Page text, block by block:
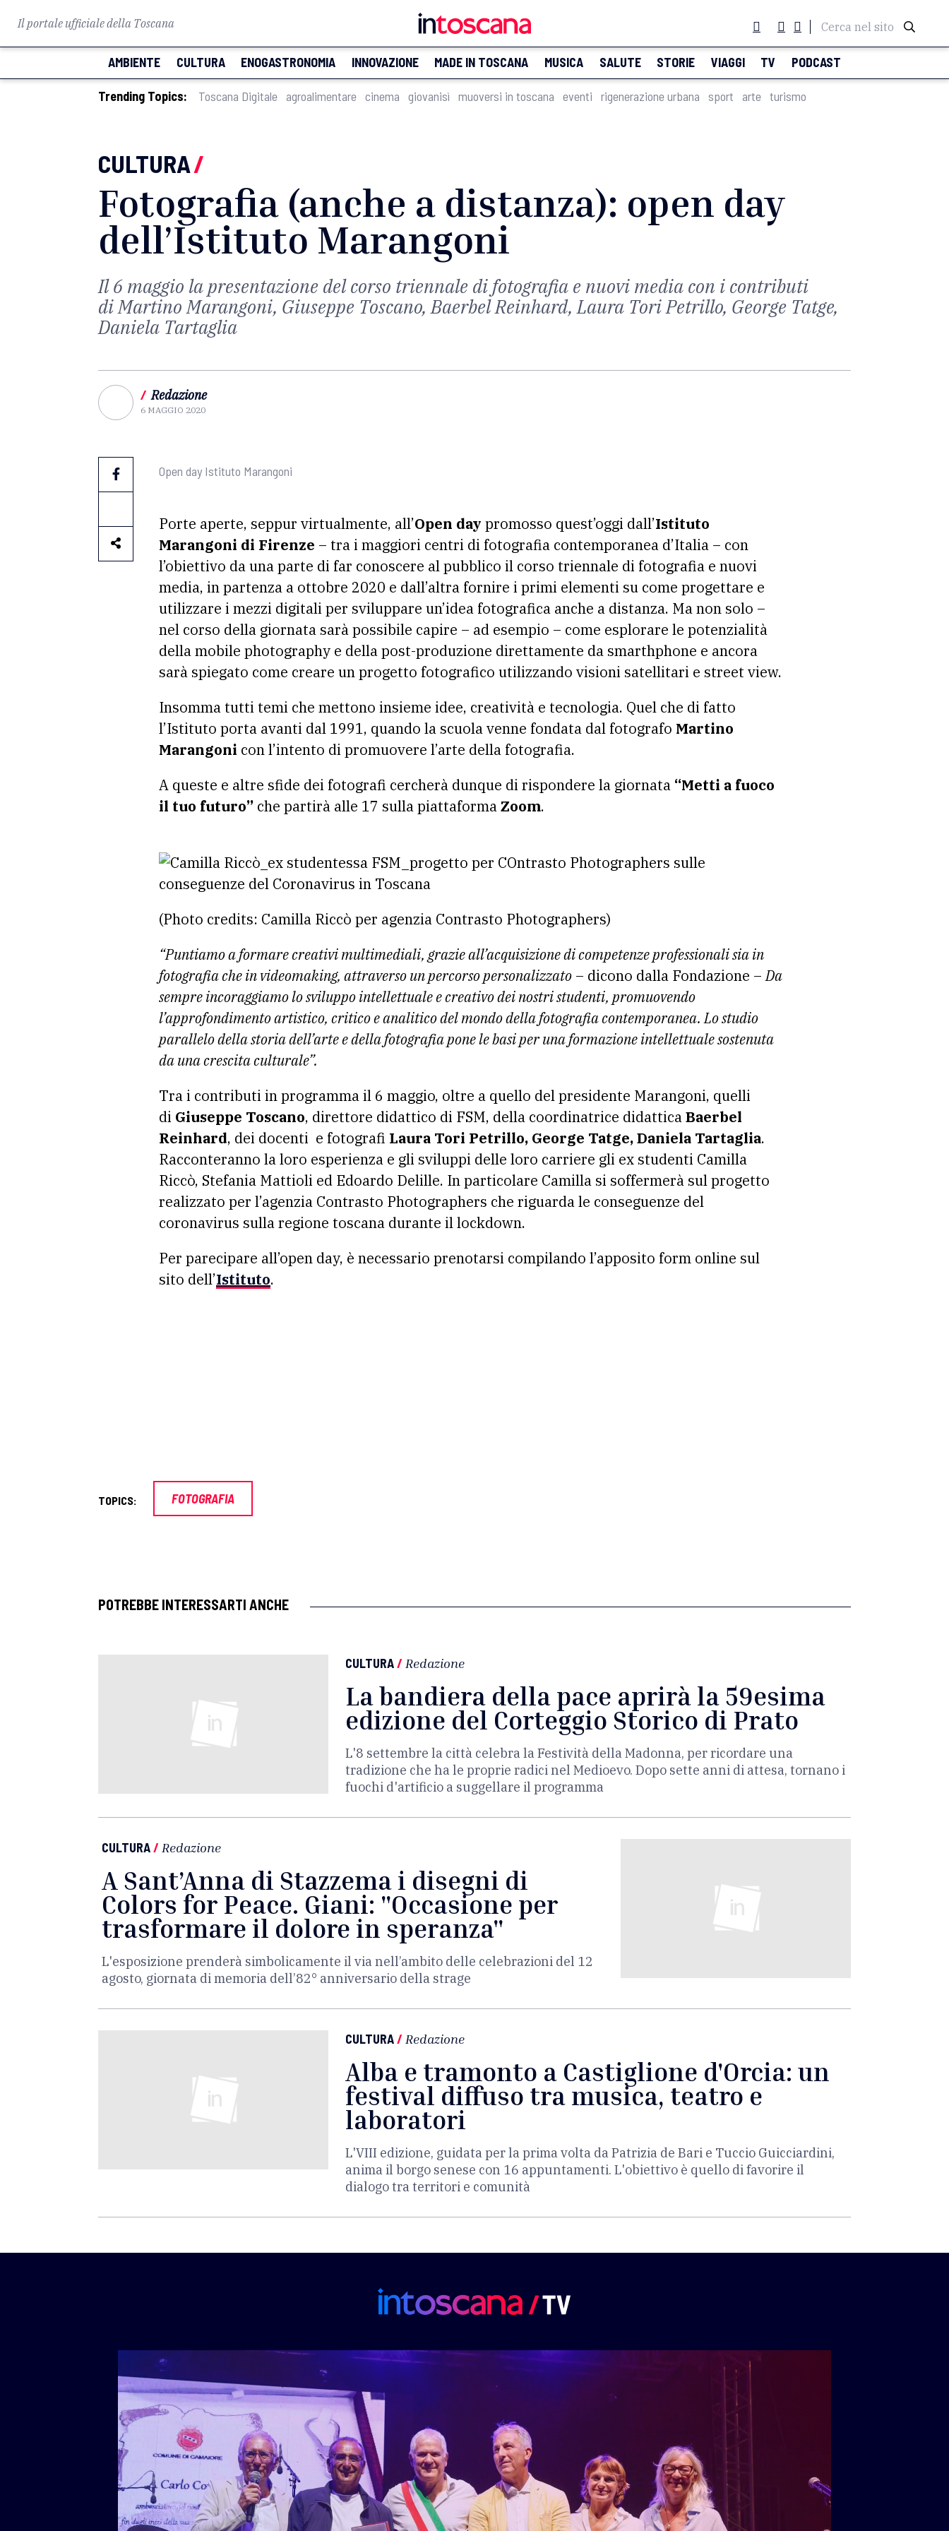
Il portale ufficiale della Toscana Cerca nel sito
AMBIENTE CULTURA ENOGASTRONOMIA INNOVAZIONE MADE IN TOSCANA MUSICA SALUTE STORIE VIAGGI TV PODCAST
Trending Topics: Toscana Digitale agroalimentare cinema giovanisì muoversi in toscana eventi rigenerazione urbana sport arte turismo
CULTURA/
Fotografia (anche a distanza): open day
dell’Istituto Marangoni
Il 6 maggio la presentazione del corso triennale di fotografia e nuovi media con i contributi
di Martino Marangoni, Giuseppe Toscano, Baerbel Reinhard, Laura Tori Petrillo, George Tatge,
Daniela Tartaglia
/ Redazione
6 MAGGIO 2020
Open day Istituto Marangoni
Porte aperte, seppur virtualmente, all’Open day promosso quest’oggi dall’Istituto
Marangoni di Firenze – tra i maggiori centri di fotografia contemporanea d’Italia – con
l’obiettivo da una parte di far conoscere al pubblico il corso triennale di fotografia e nuovi
media, in partenza a ottobre 2020 e dall’altra fornire i primi elementi su come progettare e
utilizzare i mezzi digitali per sviluppare un’idea fotografica anche a distanza. Ma non solo –
nel corso della giornata sarà possibile capire – ad esempio – come esplorare le potenzialità
della mobile photography e della post-produzione direttamente da smarthphone e ancora
sarà spiegato come creare un progetto fotografico utilizzando visioni satellitari e street view.
Insomma tutti temi che mettono insieme idee, creatività e tecnologia. Quel che di fatto
l’Istituto porta avanti dal 1991, quando la scuola venne fondata dal fotografo Martino
Marangoni con l’intento di promuovere l’arte della fotografia.
A queste e altre sfide dei fotografi cercherà dunque di rispondere la giornata “Metti a fuoco
il tuo futuro” che partirà alle 17 sulla piattaformaZoom.
(Photo credits: Camilla Riccò per agenzia Contrasto Photographers)
“Puntiamo a formare creativi multimediali, grazie all’acquisizione di competenze professionali sia in
fotografia che in videomaking, attraverso un percorso personalizzato – dicono dalla Fondazione –Da
sempre incoraggiamo lo sviluppo intellettuale e creativo dei nostri studenti, promuovendo
l’approfondimento artistico, critico e analitico del mondo della fotografia contemporanea. Lo studio
parallelo della storia dell’arte e della fotografia pone le basi per una formazione intellettuale sostenuta
da una crescita culturale”.
Tra i contributi in programma il 6 maggio, oltre a quello del presidente Marangoni, quelli
di Giuseppe Toscano, direttore didattico di FSM, della coordinatrice didatticaBaerbel
Reinhard, dei docenti e fotografi Laura Tori Petrillo, George Tatge, Daniela Tartaglia.
Racconteranno la loro esperienza e gli sviluppi delle loro carriere gli ex studenti Camilla
Riccò, Stefania Mattioli ed Edoardo Delille. In particolare Camilla si soffermerà sul progetto
realizzato per l’agenzia Contrasto Photographers che riguarda le conseguenze del
coronavirus sulla regione toscana durante il lockdown.
Per parecipare all’open day, è necessario prenotarsi compilando l’apposito form online sul
sito dell’Istituto.
TOPICS: FOTOGRAFIA
POTREBBE INTERESSARTI ANCHE
CULTURA/ Redazione
La bandiera della pace aprirà la 59esima
edizione del Corteggio Storico di Prato
L'8 settembre la città celebra la Festività della Madonna, per ricordare una
tradizione che ha le proprie radici nel Medioevo. Dopo sette anni di attesa, tornano i
fuochi d'artificio a suggellare il programma
CULTURA/ Redazione
A Sant’Anna di Stazzema i disegni di
Colors for Peace. Giani: "Occasione per
trasformare il dolore in speranza"
L'esposizione prenderà simbolicamente il via nell’ambito delle celebrazioni del 12
agosto, giornata di memoria dell’82° anniversario della strage
CULTURA/ Redazione
Alba e tramonto a Castiglione d'Orcia: un
festival diffuso tra musica, teatro e
laboratori
L'VIII edizione, guidata per la prima volta da Patrizia de Bari e Tuccio Guicciardini,
anima il borgo senese con 16 appuntamenti. L'obiettivo è quello di favorire il
dialogo tra territori e comunità